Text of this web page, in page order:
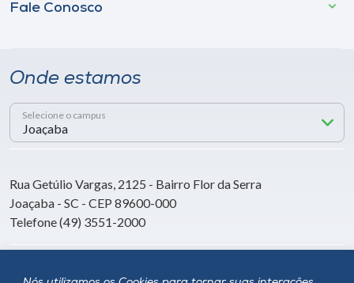
Fale Conosco
Onde estamos
Selecione o campus
Rua Getúlio Vargas, 2125 - Bairro Flor da Serra
Joaçaba - SC - CEP 89600-000
Telefone (49) 3551-2000
Siga a Unoesc